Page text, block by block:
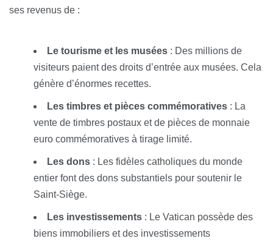
ses revenus de :
Le tourisme et les musées : Des millions de
visiteurs paient des droits d’entrée aux musées. Cela
génère d’énormes recettes.
Les timbres et pièces commémoratives : La
vente de timbres postaux et de pièces de monnaie
euro commémoratives à tirage limité.
Les dons : Les fidèles catholiques du monde
entier font des dons substantiels pour soutenir le
Saint-Siège.
Les investissements : Le Vatican possède des
biens immobiliers et des investissements